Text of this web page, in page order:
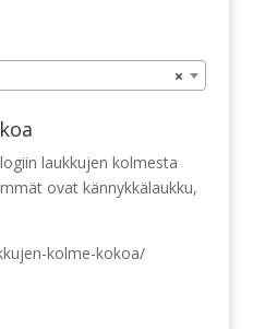
×
laukkujen kolmesta
ovat kännykkälaukku,
kolme-kokoa/